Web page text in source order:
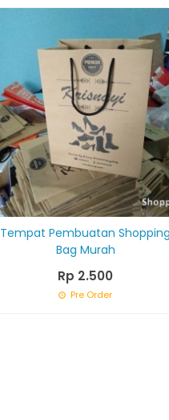
Tempat Pembuatan Shopping
Bag Murah
Rp 2.500
Pre Order